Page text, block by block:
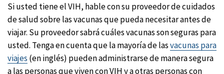
Si usted tiene el VIH, hable con su proveedor de cuidados
de salud sobre las vacunas que pueda necesitar antes de
viajar. Su proveedor sabrá cuáles vacunas son seguras para
usted. Tenga en cuenta que la mayoría de lasvacunas para
viajes (en inglés) pueden administrarse de manera segura
a las personas que viven con VIH y a otras personas con